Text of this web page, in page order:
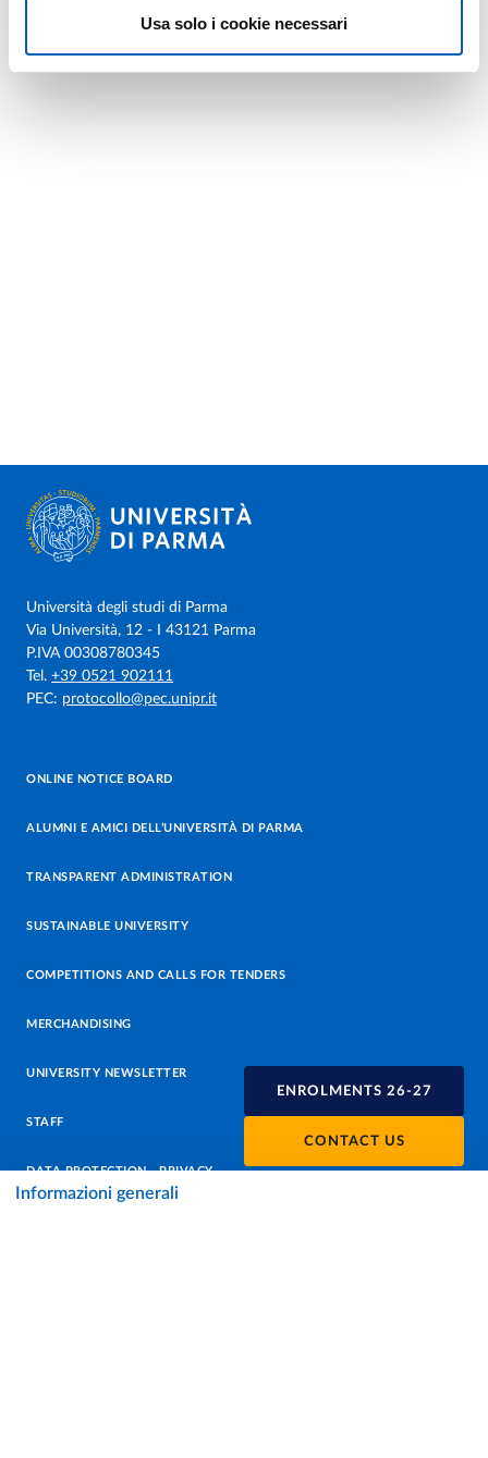
Usa solo i cookie necessari
ENROLMENTS 26-27
CONTACT US
Informazioni generali
Università degli studi di Parma
Via Università, 12 - I 43121 Parma
P.IVA 00308780345
Tel. +39 0521 902111
PEC: protocollo@pec.unipr.it
ONLINE NOTICE BOARD
ALUMNI E AMICI DELL’UNIVERSITÀ DI PARMA
TRANSPARENT ADMINISTRATION
SUSTAINABLE UNIVERSITY
COMPETITIONS AND CALLS FOR TENDERS
MERCHANDISING
UNIVERSITY NEWSLETTER
STAFF
DATA PROTECTION - PRIVACY